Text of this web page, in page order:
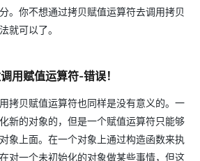
。你不想通过拷贝赋值运算符去调用拷贝
就可以了。
用赋值运算符-错误！
拷贝赋值运算符也同样是没有意义的。一
新的对象的，但是一个赋值运算符只能够
象上面。在一个对象上通过构造函数来执
对一个未初始化的对象做某些事情，但这